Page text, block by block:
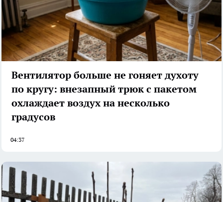
Вентилятор больше не гоняет духоту
по кругу: внезапный трюк с пакетом
охлаждает воздух на несколько
градусов
04:37